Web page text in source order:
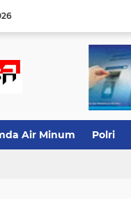
Air Minum Polri